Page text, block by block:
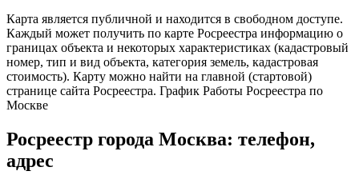
Карта является публичной и находится в свободном доступе.
Каждый может получить по карте Росреестра информацию о
границах объекта и некоторых характеристиках (кадастровый
номер, тип и вид объекта, категория земель, кадастровая
стоимость). Карту можно найти на главной (стартовой)
странице сайта Росреестра. График Работы Росреестра по
Москве
Росреестр города Москва: телефон,
адрес